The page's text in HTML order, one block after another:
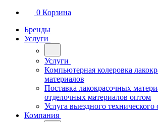
0 Корзина
Бренды
Услуги
Услуги
Компьютерная колеровка
материалов
Поставка лакокрасочных
отделочных материалов оптом
Услуга выездного технического
Компания